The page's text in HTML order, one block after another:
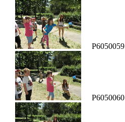
P6050059
P6050060